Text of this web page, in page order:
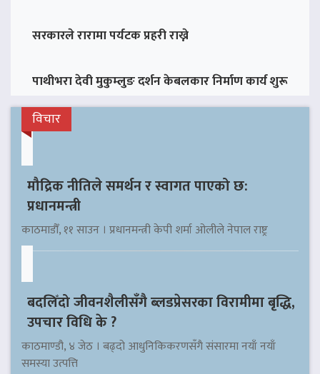
सरकारले रारामा पर्यटक प्रहरी राख्ने
पाथीभरा देवी मुकुम्लुङ दर्शन केबलकार निर्माण कार्य शुरू
विचार
मौद्रिक नीतिले समर्थन र स्वागत पाएको छ:
प्रधानमन्त्री
काठमाडौँ, ११ साउन । प्रधानमन्त्री केपी शर्मा ओलीले नेपाल राष्ट्र
बदलिँदो जीवनशैलीसँगै ब्लडप्रेसरका विरामीमा बृद्धि,
उपचार विधि के ?
काठमाण्डौ, ४ जेठ । बढ्दो आधुनिकिकरणसँगै संसारमा नयाँ नयाँ
समस्या उत्पत्ति